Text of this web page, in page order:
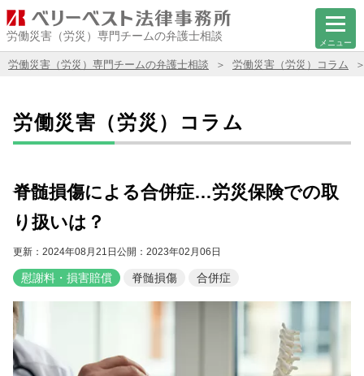
労働災害（労災）専門チームの弁護士相談
メニュー
労働災害（労災）専門チームの弁護士相談 労働災害（労災）コラム
労働災害（労災）コラム
脊髄損傷による合併症…労災保険での取
り扱いは？
更新：2024年08月21日公開：2023年02月06日
慰謝料・損害賠償 脊髄損傷 合併症